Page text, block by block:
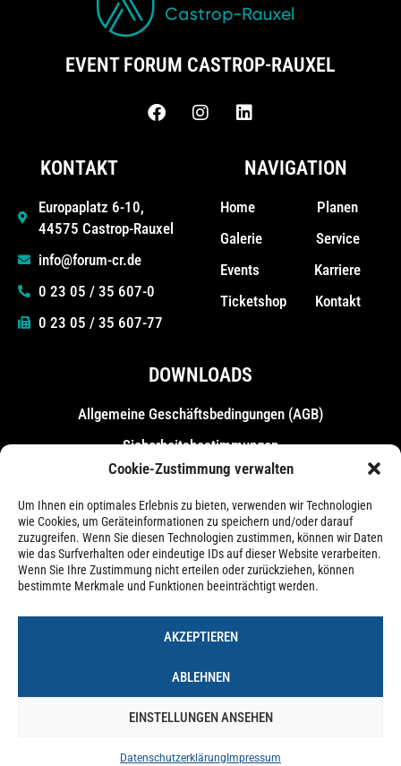
Cookie-Zustimmung verwalten
Um Ihnen ein optimales Erlebnis zu bieten, verwenden wir Technologien
wie Cookies, um Geräteinformationen zu speichern und/oder darauf
zuzugreifen. Wenn Sie diesen Technologien zustimmen, können wir Daten
wie das Surfverhalten oder eindeutige IDs auf dieser Website verarbeiten.
Wenn Sie Ihre Zustimmung nicht erteilen oder zurückziehen, können
bestimmte Merkmale und Funktionen beeinträchtigt werden.
AKZEPTIEREN
ABLEHNEN
EINSTELLUNGEN ANSEHEN
Datenschutzerklärung Impressum
EVENT FORUM CASTROP-RAUXEL
KONTAKT
Europaplatz 6-10,
44575 Castrop-Rauxel
info@forum-cr.de
0 23 05 / 35 607-0
0 23 05 / 35 607-77
NAVIGATION
Home
Galerie
Events
Ticketshop
Planen
Service
Karriere
Kontakt
DOWNLOADS
Allgemeine Geschäfts­bedingungen (AGB)
Sicherheitsbestimmungen
Messebestimmungen
© 2026 – Forum Castrop-Rauxel Betriebs-GmbH